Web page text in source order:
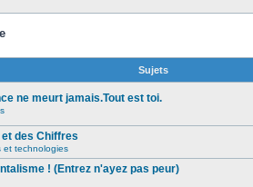
Sujets
ne meurt jamais.Tout est toi.
des Chiffres
et technologies
! (Entrez n'ayez pas peur)